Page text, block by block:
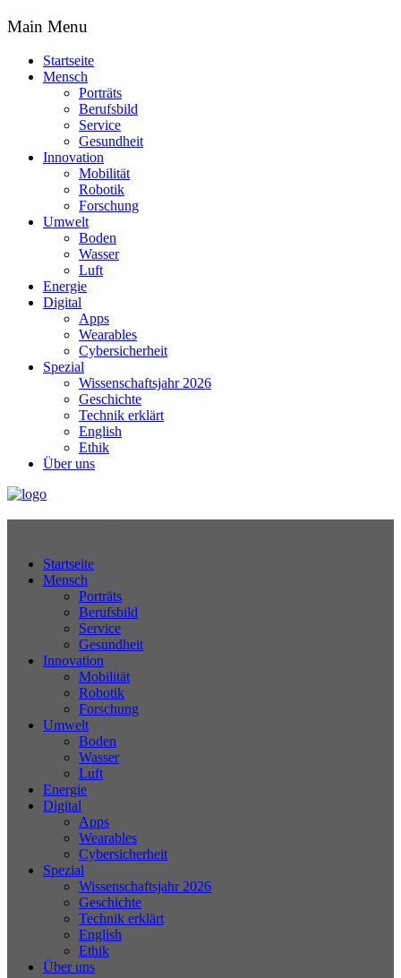
Main Menu
Startseite
Mensch
Porträts
Berufsbild
Service
Gesundheit
Innovation
Mobilität
Robotik
Forschung
Umwelt
Boden
Wasser
Luft
Energie
Digital
Apps
Wearables
Cybersicherheit
Spezial
Wissenschaftsjahr 2026
Geschichte
Technik erklärt
English
Ethik
Über uns
Startseite
Mensch
Porträts
Berufsbild
Service
Gesundheit
Innovation
Mobilität
Robotik
Forschung
Umwelt
Boden
Wasser
Luft
Energie
Digital
Apps
Wearables
Cybersicherheit
Spezial
Wissenschaftsjahr 2026
Geschichte
Technik erklärt
English
Ethik
Über uns